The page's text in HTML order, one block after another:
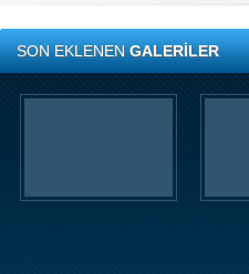
SON EKLENENGALERİLER